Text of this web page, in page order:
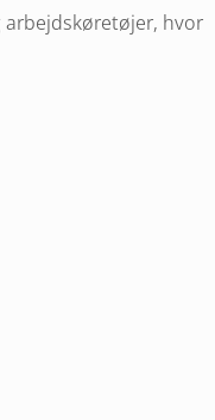
arbejdskøretøjer, hvor